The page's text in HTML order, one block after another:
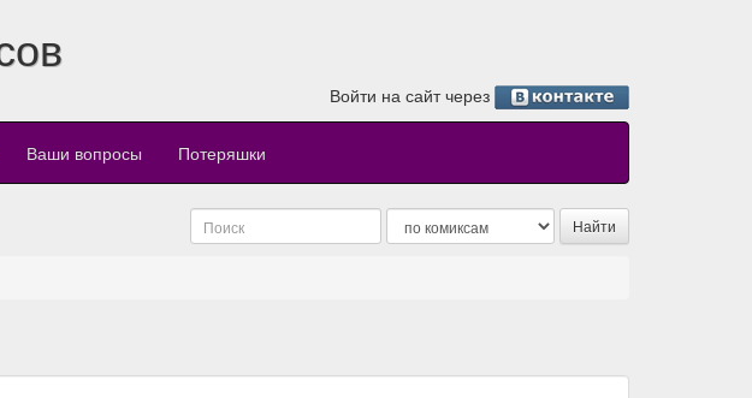
Войти на сайт через
Ваши вопросы Потеряшки